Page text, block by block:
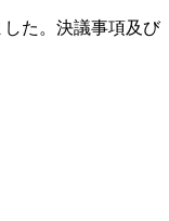
た。決議事項及び